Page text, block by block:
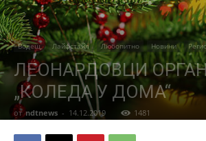
Водещ Лайфстайл Любопитно Новини
ЛЕОНАРДОВЦИ
„КОЛЕДА У ДОМА“
от ndtnews - 14.12.2019 1481